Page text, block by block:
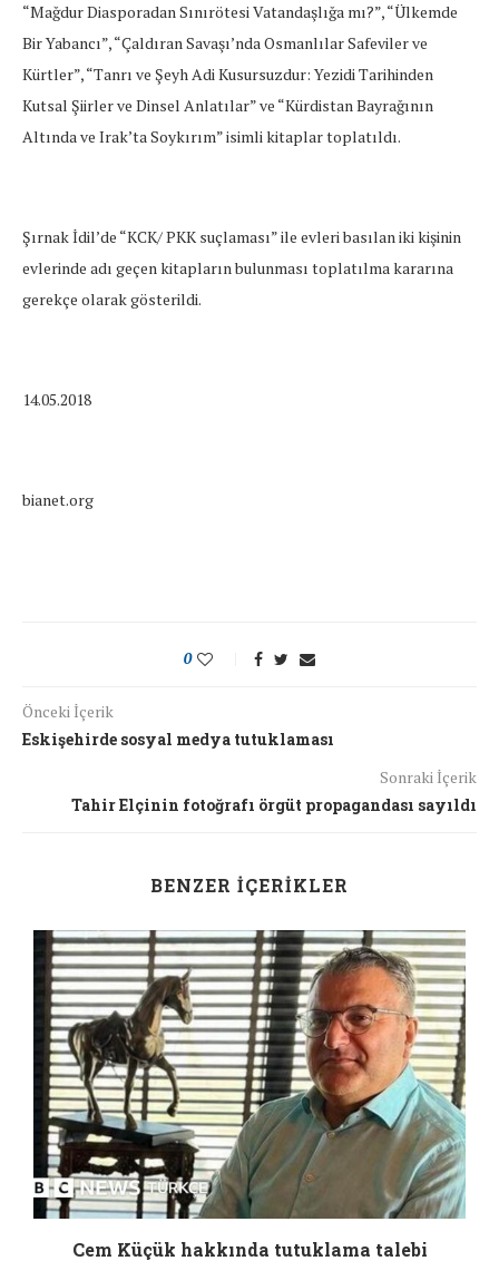
“Mağdur Diasporadan Sınırötesi Vatandaşlığa mı?”, “Ülkemde
Bir Yabancı”, “Çaldıran Savaşı’nda Osmanlılar Safeviler ve
Kürtler”, “Tanrı ve Şeyh Adi Kusursuzdur: Yezidi Tarihinden
Kutsal Şiirler ve Dinsel Anlatılar” ve “Kürdistan Bayrağının
Altında ve Irak’ta Soykırım” isimli kitaplar toplatıldı.
Şırnak İdil’de “KCK/ PKK suçlaması” ile evleri basılan iki kişinin
evlerinde adı geçen kitapların bulunması toplatılma kararına
gerekçe olarak gösterildi.
14.05.2018
bianet.org
0
Önceki İçerik
Eskişehirde sosyal medya tutuklaması
Sonraki İçerik
Tahir Elçinin fotoğrafı örgüt propagandası sayıldı
BENZER İÇERIKLER
Cem Küçük hakkında tutuklama talebi